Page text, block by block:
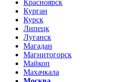
Красноярск
Курган
Курск
Липецк
Луганск
Магадан
Магнитогорск
Майкоп
Махачкала